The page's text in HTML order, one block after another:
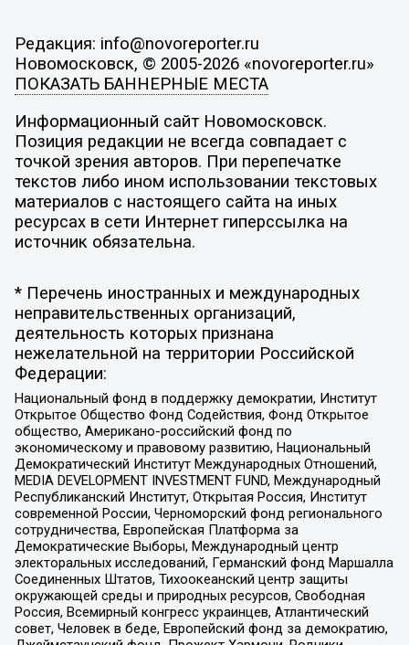
Редакция: info@novoreporter.ru
Новомосковск, © 2005-2026 «novoreporter.ru»
ПОКАЗАТЬ БАННЕРНЫЕ МЕСТА
Информационный сайт Новомосковск.
Позиция редакции не всегда совпадает с
точкой зрения авторов. При перепечатке
текстов либо ином использовании текстовых
материалов с настоящего сайта на иных
ресурсах в сети Интернет гиперссылка на
источник обязательна.
* Перечень иностранных и международных
неправительственных организаций,
деятельность которых признана
нежелательной на территории Российской
Федерации:
Национальный фонд в поддержку демократии, Институт
Открытое Общество Фонд Содействия, Фонд Открытое
общество, Американо-российский фонд по
экономическому и правовому развитию, Национальный
Демократический Институт Международных Отношений,
MEDIA DEVELOPMENT INVESTMENT FUND, Международный
Республиканский Институт, Открытая Россия, Институт
современной России, Черноморский фонд регионального
сотрудничества, Европейская Платформа за
Демократические Выборы, Международный центр
электоральных исследований, Германский фонд Маршалла
Соединенных Штатов, Тихоокеанский центр защиты
окружающей среды и природных ресурсов, Свободная
Россия, Всемирный конгресс украинцев, Атлантический
совет, Человек в беде, Европейский фонд за демократию,